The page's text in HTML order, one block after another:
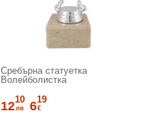
Сребърна статуетка
Волейболистка
1210
лв 619
€